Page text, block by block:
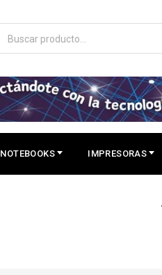
NOTEBOOKS IMPRESORAS